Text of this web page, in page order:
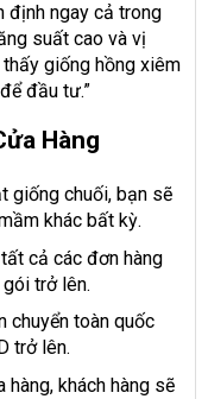
định ngay cả trong
suất cao và vị
giống hồng xiêm
đầu tư.”
Hàng
giống chuối, bạn sẽ
khác bất kỳ.
cả các đơn hàng
trở lên.
chuyển toàn quốc
trở lên.
khách hàng sẽ